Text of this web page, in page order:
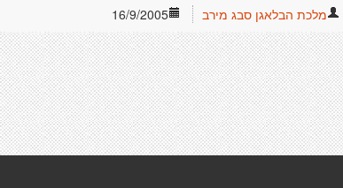
16/9/2005 מלכת הבלאגן סבג מירב